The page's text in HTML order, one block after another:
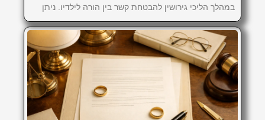
במהלך הליכי גירושין להבטחת קשר בין הורה לילדיו. ניתן